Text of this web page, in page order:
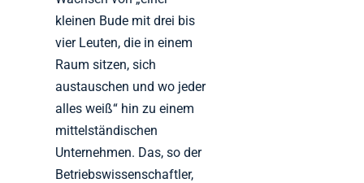
kleinen Bude mit drei bis
vier Leuten, die in einem
Raum sitzen, sich
austauschen und wo jeder
alles weiß“ hin zu einem
mittelständischen
Unternehmen. Das, so der
Betriebswissenschaftler,